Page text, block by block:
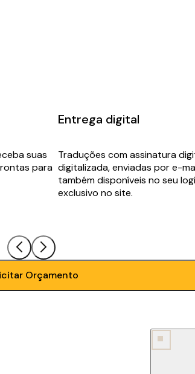
processo.
suas
para
Entrega digital
Traduções com assinatura
digitalizada, enviadas por e-
também disponíveis no seu
exclusivo no site.
Orçamento